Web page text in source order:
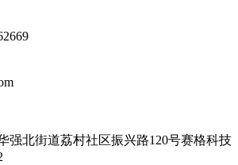
强北街道荔村社区振兴路120号赛格科技